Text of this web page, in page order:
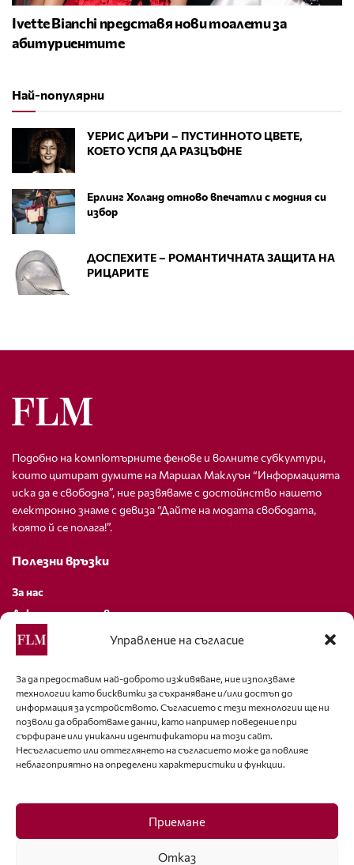
Управление на съгласие
За да предоставим най-доброто изживяване, ние използваме
технологии като бисквитки за съхраняване и/или достъп до
информация за устройството. Съгласието с тези технологии ще ни
позволи да обработваме данни, като например поведение при
сърфиране или уникални идентификатори на този сайт.
Несъгласието или оттеглянето на съгласието може да повлияе
неблагоприятно на определени характеристики и функции.
Приемане
Отказ
Ivette Bianchi представя нови тоалети за
абитуриентите
Най-популярни
УЕРИС ДИЪРИ – ПУСТИННОТО ЦВЕТЕ,
КОЕТО УСПЯ ДА РАЗЦЪФНЕ
Ерлинг Холанд отново впечатли с модния си
избор
ДОСПЕХИТЕ – РОМАНТИЧНАТА ЗАЩИТА НА
РИЦАРИТЕ
Подобно на компютърните фенове и волните субкултури,
които цитират думите на Маршал Маклуън “Информацията
иска да е свободна”, ние развяваме с достойнство нашето
електронно знаме с девиза “Дайте на модата свободата,
която й се полага!”.
Полезни връзки
За нас
Декларация за поверителност
Политика за бисквитки
За контакти
editor@fashion-lifestyle.net
+359 88 227 33 47
Последвайте ни
Facebook